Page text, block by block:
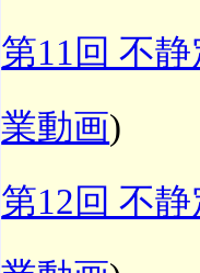
第11回 不
業動画)
第12回 不